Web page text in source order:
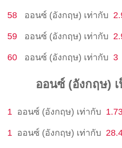
58 ออนซ์ (อังกฤษ) เท่ากับ
59 ออนซ์ (อังกฤษ) เท่ากับ
60 ออนซ์ (อังกฤษ) เท่ากับ 3
ออนซ์ (อังกฤษ)
1 ออนซ์ (อังกฤษ) เท่ากับ
1 ออนซ์ (อังกฤษ) เท่ากับ